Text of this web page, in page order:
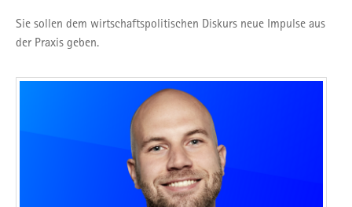
Sie sollen dem wirtschaftspolitischen Diskurs neue Impulse aus
der Praxis geben.